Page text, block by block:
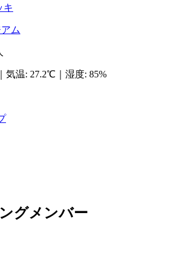
キ
ム
気温: 27.2℃ 湿度: 85%
グメンバー